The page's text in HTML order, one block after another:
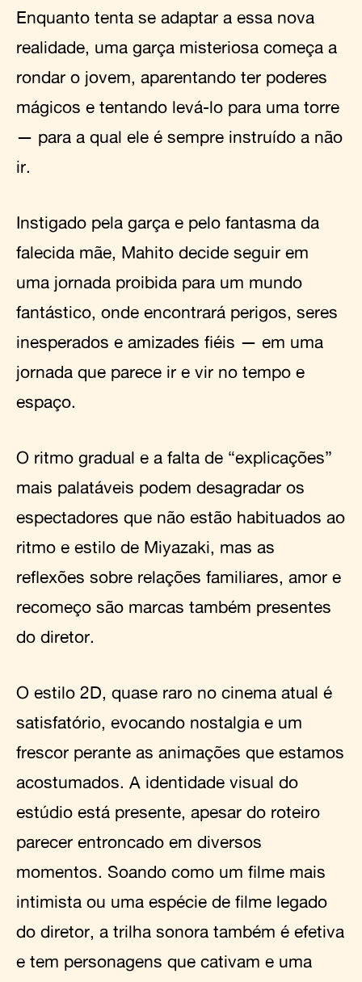
Enquanto tenta se adaptar a essa nova
realidade, uma garça misteriosa começa a
rondar o jovem, aparentando ter poderes
mágicos e tentando levá-lo para uma torre
— para a qual ele é sempre instruído a não
ir.
Instigado pela garça e pelo fantasma da
falecida mãe, Mahito decide seguir em
uma jornada proibida para um mundo
fantástico, onde encontrará perigos, seres
inesperados e amizades fiéis — em uma
jornada que parece ir e vir no tempo e
espaço.
O ritmo gradual e a falta de “explicações”
mais palatáveis podem desagradar os
espectadores que não estão habituados ao
ritmo e estilo de Miyazaki, mas as
reflexões sobre relações familiares, amor e
recomeço são marcas também presentes
do diretor.
O estilo 2D, quase raro no cinema atual é
satisfatório, evocando nostalgia e um
frescor perante as animações que estamos
acostumados. A identidade visual do
estúdio está presente, apesar do roteiro
parecer entroncado em diversos
momentos. Soando como um filme mais
intimista ou uma espécie de filme legado
do diretor, a trilha sonora também é efetiva
e tem personagens que cativam e uma